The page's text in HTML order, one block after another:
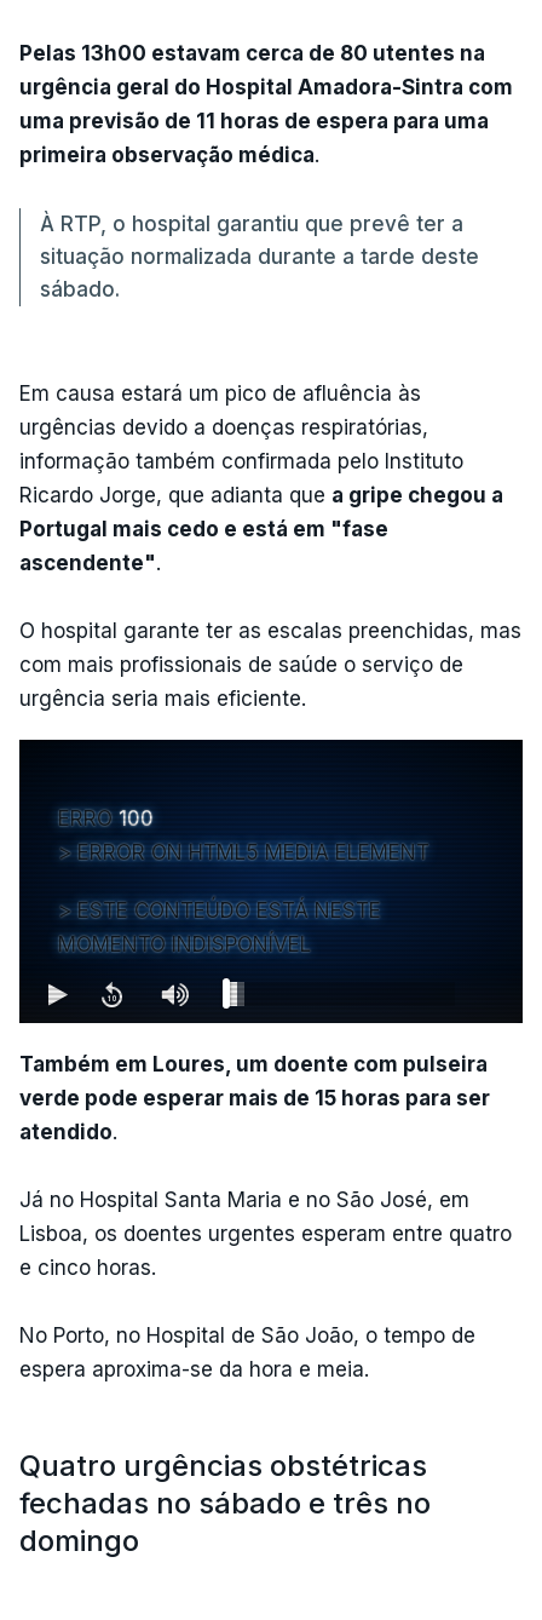
Pelas 13h00 estavam cerca de 80 utentes na
urgência geral do Hospital Amadora-Sintra com
uma previsão de 11 horas de espera para uma
primeira observação médica.
À RTP, o hospital garantiu que prevê ter a
situação normalizada durante a tarde deste
sábado.
Em causa estará um pico de afluência às
urgências devido a doenças respiratórias,
informação também confirmada pelo Instituto
Ricardo Jorge, que adianta que a gripe chegou a
Portugal mais cedo e está em "fase
ascendente".
O hospital garante ter as escalas preenchidas, mas
com mais profissionais de saúde o serviço de
urgência seria mais eficiente.
ERRO 100
ERROR ON HTML5 MEDIA ELEMENT
ESTE CONTEÚDO ESTÁ NESTE
MOMENTO INDISPONÍVEL
Também em Loures, um doente com pulseira
verde pode esperar mais de 15 horas para ser
atendido.
Já no Hospital Santa Maria e no São José, em
Lisboa, os doentes urgentes esperam entre quatro
e cinco horas.
No Porto, no Hospital de São João, o tempo de
espera aproxima-se da hora e meia.
Quatro urgências obstétricas
fechadas no sábado e três no
domingo